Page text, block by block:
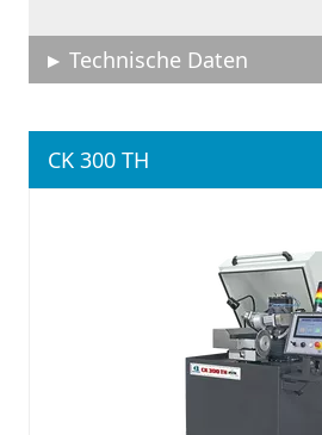
Technische Daten
CK 300 TH